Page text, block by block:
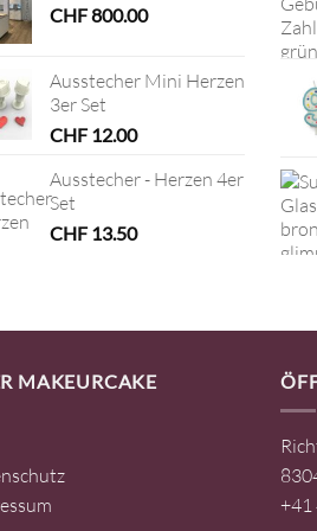
CHF800.00
Ausstecher Mini Herzen
3er Set
CHF12.00
Ausstecher - Herzen 4er
Set
CHF13.50
MAKEURCAKE
+41